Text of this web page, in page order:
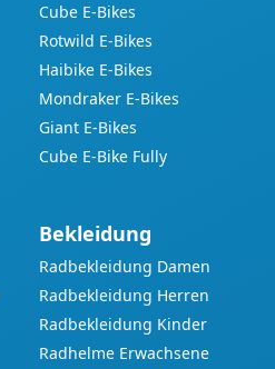
Cube E-Bikes
Rotwild E-Bikes
Haibike E-Bikes
Mondraker E-Bikes
Giant E-Bikes
Cube E-Bike Fully
Bekleidung
Radbekleidung Damen
Radbekleidung Herren
Radbekleidung Kinder
Radhelme Erwachsene